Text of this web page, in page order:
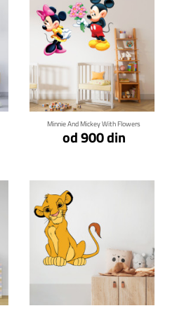
Minnie And Mickey With Flowers
od 900 din
Klikni za detalje
Klikni za detalje